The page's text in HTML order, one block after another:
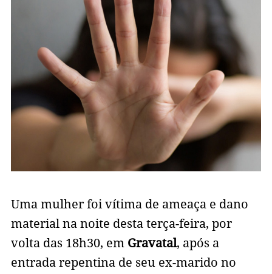
Uma mulher foi vítima de ameaça e dano
material na noite desta terça-feira, por
volta das 18h30, em Gravatal, após a
entrada repentina de seu ex-marido no